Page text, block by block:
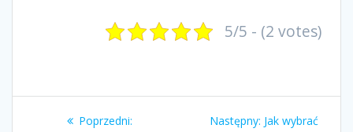
5/5 - (2 votes)
Nawigacja
Poprzedni: Następny: Następny
Jak wybrać